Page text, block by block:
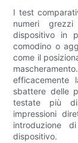
I test
numeri
dispositivo in
comodino o
come il
efficacemente
sbattere delle
testate più
impressioni
introduzione
dispositivo.